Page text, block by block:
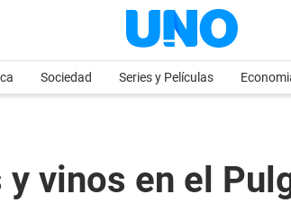
Sociedad Series y Películas
vinos en el